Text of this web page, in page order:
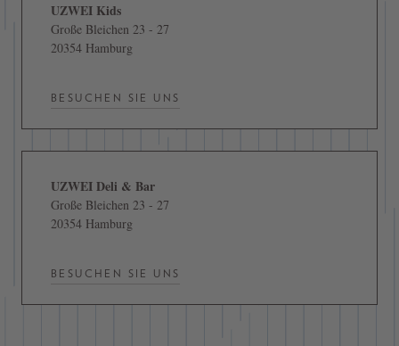
UZWEI Kids
Große Bleichen 23 - 27
20354 Hamburg
BESUCHEN SIE UNS
UZWEI Deli & Bar
Große Bleichen 23 - 27
20354 Hamburg
BESUCHEN SIE UNS